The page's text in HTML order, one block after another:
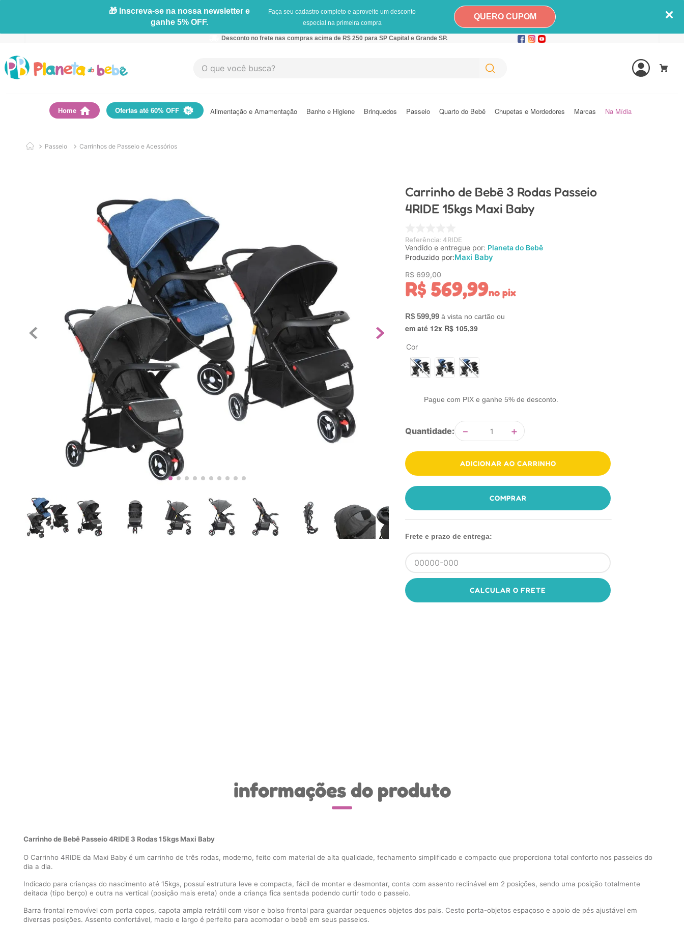
🎁 Inscreva-se na nossa newsletter e
ganhe 5% OFF.
Faça seu cadastro completo e aproveite um desconto
especial na primeira compra
QUERO CUPOM
Desconto no frete nas compras acima de R$ 250 para SP Capital e Grande SP.
O que você busca?
Home Ofertas até 60% OFF Alimentação e Amamentação Banho e Higiene Brinquedos Passeio Quarto do Bebê Chupetas e Mordedores Marcas Na Mídia
Passeio Carrinhos de Passeio e Acessórios
Carrinho de Bebê 3 Rodas Passeio
4RIDE 15kgs Maxi Baby
Referência: 4RIDE
Vendido e entregue por: Planeta do Bebê
Produzido por:Maxi Baby
R$ 699,00
R$ 569,99no pix
R$ 599,99
em até 12x R$ 105,39
Cor
Pague com PIX e ganhe 5% de desconto.
Quantidade ＋
－
ADICIONAR AO CARRINHO
COMPRAR
Frete e prazo de entrega:
CALCULAR O FRETE
informações do produto
Carrinho de Bebê Passeio 4RIDE 3 Rodas 15kgs Maxi Baby
O Carrinho 4RIDE da Maxi Baby é um carrinho de três rodas, moderno, feito com material de alta qualidade, fechamento simplificado e compacto que proporciona total conforto nos passeios do
dia a dia.
Indicado para crianças do nascimento até 15kgs, possuí estrutura leve e compacta, fácil de montar e desmontar, conta com assento reclinável em 2 posições, sendo uma posição totalmente
deitada (tipo berço) e outra na vertical (posição mais ereta) onde a criança fica sentada podendo curtir todo o passeio.
Barra frontal removível com porta copos, capota ampla retrátil com visor e bolso frontal para guardar pequenos objetos dos pais. Cesto porta-objetos espaçoso e apoio de pés ajustável em
diversas posições. Assento confortável, macio e largo é perfeito para acomodar o bebê em seus passeios.